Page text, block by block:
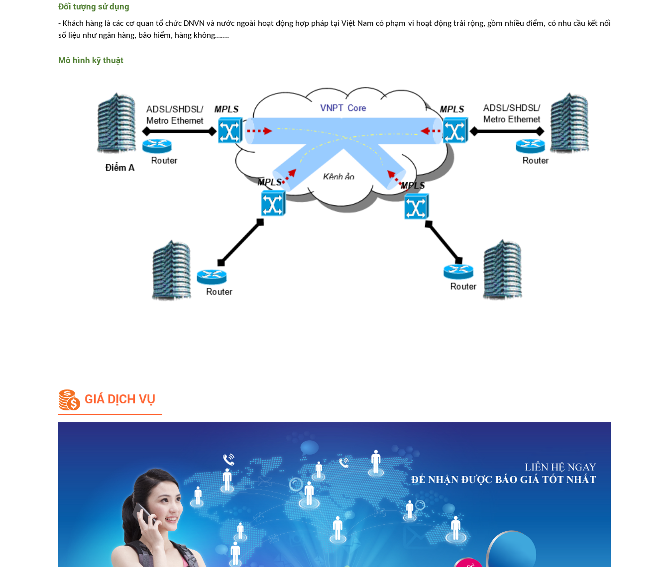
Đối tượng sử dụng
- Khách hàng là các cơ quan tổ chức DNVN và nước ngoài hoạt động hợp pháp tại Việt Nam có phạm vi hoạt động trải rộng, gồm nhiều điểm, có nhu cầu kết nối
số liệu như ngân hàng, bảo hiểm, hàng không…….
Mô hình kỹ thuật
GIÁ DỊCH VỤ